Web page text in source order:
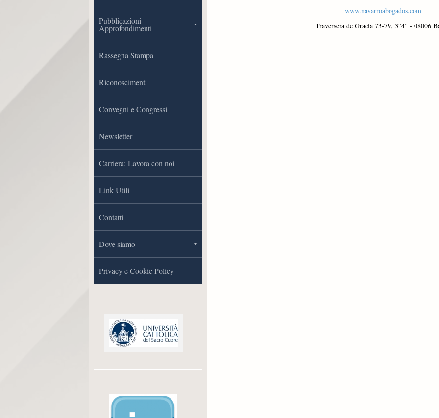
www.navarroabogados.com
Traversera de Gracia 73-79, 3°4° - 08006
Pubblicazioni -
Approfondimenti
Rassegna Stampa
Riconoscimenti
Convegni e Congressi
Newsletter
Carriera: Lavora con noi
Link Utili
Contatti
Dove siamo
Privacy e Cookie Policy